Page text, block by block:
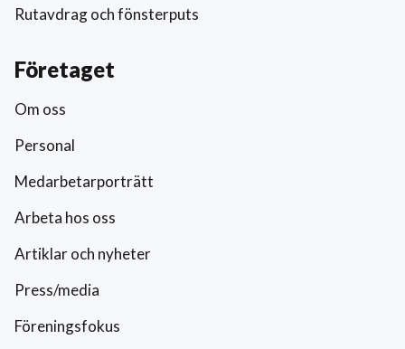
Rutavdrag och fönsterputs
Företaget
Om oss
Personal
Medarbetarporträtt
Arbeta hos oss
Artiklar och nyheter
Press/media
Föreningsfokus